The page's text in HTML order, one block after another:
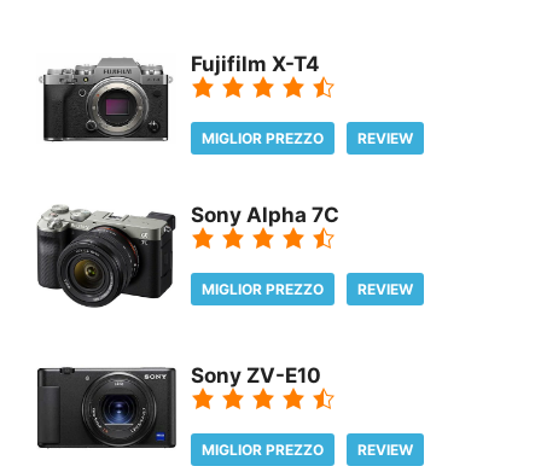
Fujifilm X-T4
MIGLIOR PREZZO REVIEW
Sony Alpha 7C
MIGLIOR PREZZO REVIEW
Sony ZV-E10
MIGLIOR PREZZO REVIEW